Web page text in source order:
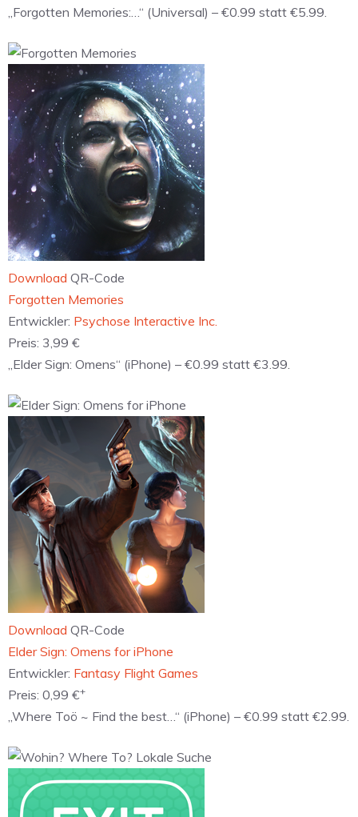
„Forgotten Memories:…“ (Universal) – €0.99 statt €5.99.
Download QR-Code
‎Forgotten Memories
Entwickler: Psychose Interactive Inc.
Preis: 3,99 €
„Elder Sign: Omens“ (iPhone) – €0.99 statt €3.99.
Download QR-Code
‎Elder Sign: Omens for iPhone
Entwickler: Fantasy Flight Games
Preis: 0,99 €+
„Where Toö ~ Find the best…“ (iPhone) – €0.99 statt €2.99.